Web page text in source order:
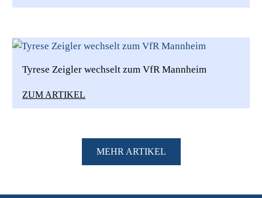
Tyrese Zeigler wechselt zum VfR Mannheim
ZUM ARTIKEL
MEHR ARTIKEL